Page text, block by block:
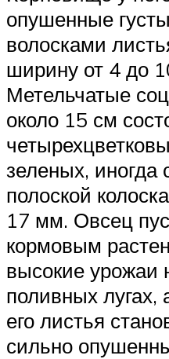
опушенные
волосками
ширину от 4 до
Метельчатые
около 15 см
зеленых, иногда
полоской
17 мм. Овсец
кормовым
высокие урожаи
поливных лугах,
его листья
сильно